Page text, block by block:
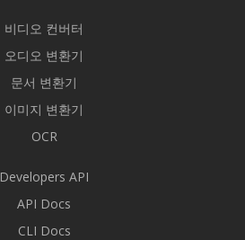
비디오 컨버터
오디오 변환기
문서 변환기
이미지 변환기
OCR
Developers API
API Docs
CLI Docs